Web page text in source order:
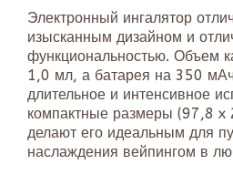
Электронный ингалятор
изысканным дизайном и
функциональностью. Объем
1,0 мл, а батарея на 350
длительное и интенсивное
компактные размеры (97,8
делают его идеальным для
наслаждения вейпингом в